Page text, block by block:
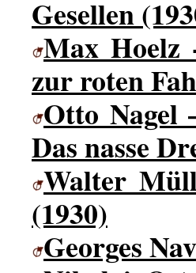
Gesellen
Max Hoelz
zur roten
Otto Nagel
Das nasse
Walter
(1930)
Georges